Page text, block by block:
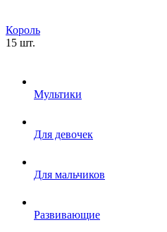
Король
15 шт.
Мультики
Для девочек
Для мальчиков
Развивающие